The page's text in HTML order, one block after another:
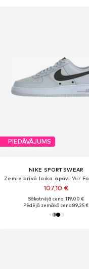
PIEDĀVĀJUMS
NIKE SPORTSWEAR
107,10 €
Sākotnējā cena: 119,00 €
Pēdējā zemākā cena:89,25 €